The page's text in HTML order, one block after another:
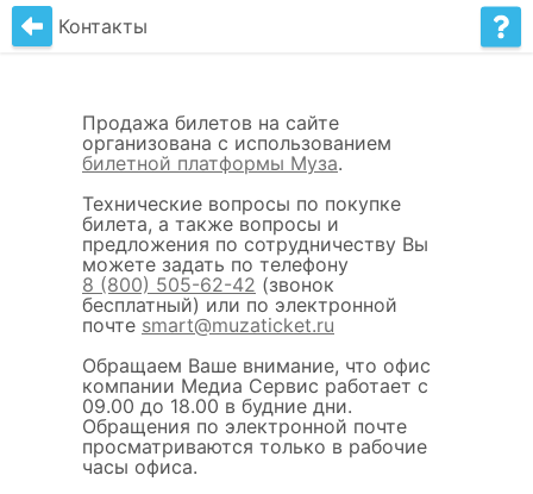
Контакты
Продажа билетов на сайте
организована с использованием
билетной платформы Муза.
Технические вопросы по покупке
билета, а также вопросы и
предложения по сотрудничеству Вы
можете задать по телефону
8 (800) 505-62-42 (звонок
бесплатный) или по электронной
почте smart@muzaticket.ru
Обращаем Ваше внимание, что офис
компании Медиа Сервис работает с
09.00 до 18.00 в будние дни.
Обращения по электронной почте
просматриваются только в рабочие
часы офиса.